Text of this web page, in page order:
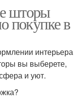
шторы
покупке в
интерьера
вы выберете,
и уют.